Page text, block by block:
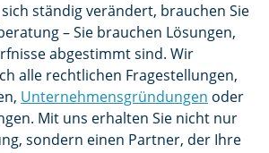
ständig verändert, brauchen Sie
– Sie brauchen Lösungen,
abgestimmt sind. Wir
alle rechtlichen Fragestellungen,
Unternehmensgründungen oder
Mit uns erhalten Sie nicht nur
sondern einen Partner, der Ihre